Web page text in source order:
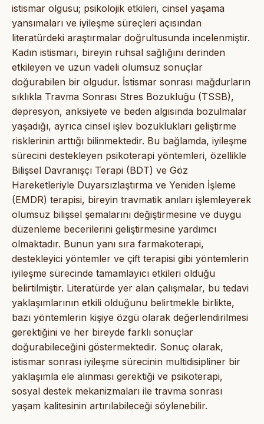
istismar olgusu; psikolojik etkileri, cinsel yaşama
yansımaları ve iyileşme süreçleri açısından
literatürdeki araştırmalar doğrultusunda incelenmiştir.
Kadın istismarı, bireyin ruhsal sağlığını derinden
etkileyen ve uzun vadeli olumsuz sonuçlar
doğurabilen bir olgudur. İstismar sonrası mağdurların
sıklıkla Travma Sonrası Stres Bozukluğu (TSSB),
depresyon, anksiyete ve beden algısında bozulmalar
yaşadığı, ayrıca cinsel işlev bozuklukları geliştirme
risklerinin arttığı bilinmektedir. Bu bağlamda, iyileşme
sürecini destekleyen psikoterapi yöntemleri, özellikle
Bilişsel Davranışçı Terapi (BDT) ve Göz
Hareketleriyle Duyarsızlaştırma ve Yeniden İşleme
(EMDR) terapisi, bireyin travmatik anıları işlemleyerek
olumsuz bilişsel şemalarını değiştirmesine ve duygu
düzenleme becerilerini geliştirmesine yardımcı
olmaktadır. Bunun yanı sıra farmakoterapi,
destekleyici yöntemler ve çift terapisi gibi yöntemlerin
iyileşme sürecinde tamamlayıcı etkileri olduğu
belirtilmiştir. Literatürde yer alan çalışmalar, bu tedavi
yaklaşımlarının etkili olduğunu belirtmekle birlikte,
bazı yöntemlerin kişiye özgü olarak değerlendirilmesi
gerektiğini ve her bireyde farklı sonuçlar
doğurabileceğini göstermektedir. Sonuç olarak,
istismar sonrası iyileşme sürecinin multidisipliner bir
yaklaşımla ele alınması gerektiği ve psikoterapi,
sosyal destek mekanizmaları ile travma sonrası
yaşam kalitesinin artırılabileceği söylenebilir.